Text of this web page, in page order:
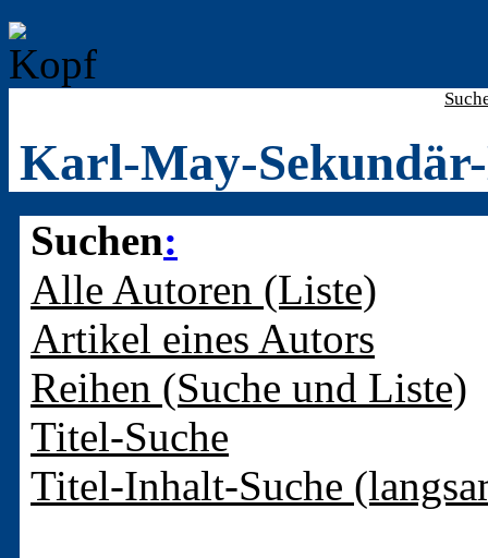
Karl-May-
Suchen:
Alle Autoren (Liste)
Artikel eines Autors
Reihen (Suche und Liste)
Titel-Suche
Titel-Inhalt-Suche